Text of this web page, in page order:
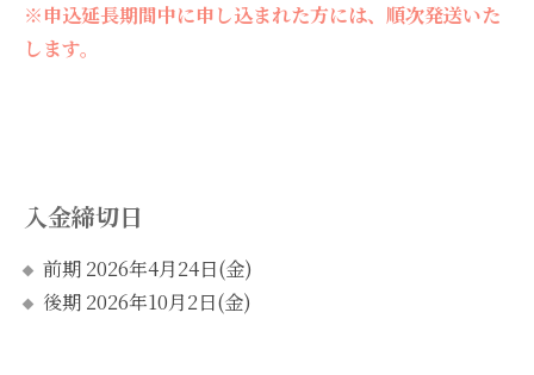
※申込延長期間中に申し込まれた方には、順次発送いた
します。
入金締切日
前期 2026年4月24日(金)
後期 2026年10月2日(金)